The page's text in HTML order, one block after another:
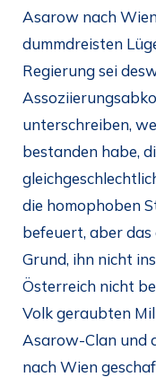
Asarow nach
dummdreisten
Regierung sei
unterschreiben,
bestanden habe,
die homophoben
befeuert, aber
Grund, ihn nicht
Österreich nicht
Volk geraubten
Asarow-Clan und
nach Wien